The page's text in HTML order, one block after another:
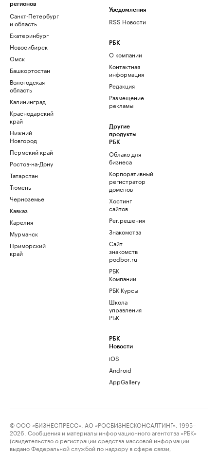
регионов
Санкт-Петербург
и область
Екатеринбург
Новосибирск
Омск
Башкортостан
Вологодская
область
Калининград
Краснодарский
край
Нижний
Новгород
Пермский край
Ростов-на-Дону
Татарстан
Тюмень
Черноземье
Кавказ
Карелия
Мурманск
Приморский
край
Уведомления
RSS Новости
РБК
О компании
Контактная
информация
Редакция
Размещение
рекламы
Другие
продукты
РБК
Облако для
бизнеса
Корпоративный
регистратор
доменов
Хостинг
сайтов
Рег.решения
Знакомства
Сайт
знакомств
podbor.ru
РБК
Компании
РБК Курсы
Школа
управления
РБК
РБК
Новости
iOS
Android
AppGallery
© ООО «БИЗНЕСПРЕСС», АО «РОСБИЗНЕСКОНСАЛТИНГ», 1995–
2026. Сообщения и материалы информационного агентства «РБК»
(свидетельство о регистрации средства массовой информации
выдано Федеральной службой по надзору в сфере связи,